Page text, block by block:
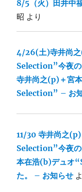
8/5（火）田井中
昭 より
4/26(土)寺井尚
Selection”今夜の
寺井尚之(p)＋宮
Selection” – お
11/30 寺井尚之
Selection”今夜の
本在浩(b)デュオ
た。 – お知らせ